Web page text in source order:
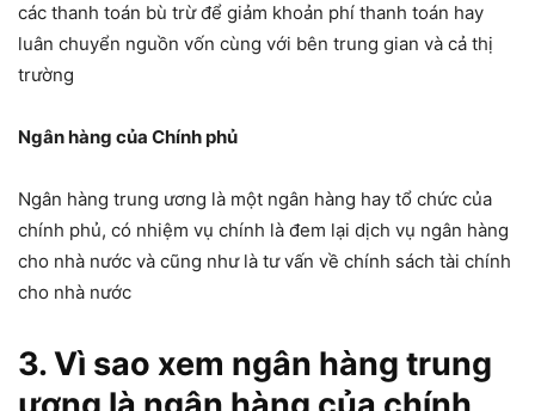
các thanh toán bù trừ để giảm khoản phí thanh toán hay
luân chuyển nguồn vốn cùng với bên trung gian và cả thị
trường
Ngân hàng của Chính phủ
Ngân hàng trung ương là một ngân hàng hay tổ chức của
chính phủ, có nhiệm vụ chính là đem lại dịch vụ ngân hàng
cho nhà nước và cũng như là tư vấn về chính sách tài chính
cho nhà nước
3. Vì sao xem ngân hàng trung